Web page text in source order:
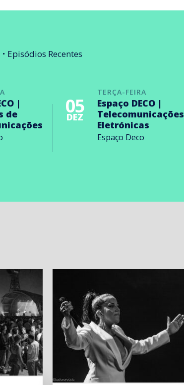
Episódios Recentes
|
de
TERÇA-FEIRA
05
DEZ
Espaço DECO |
Telecomunicações
Eletrónicas
Espaço Deco